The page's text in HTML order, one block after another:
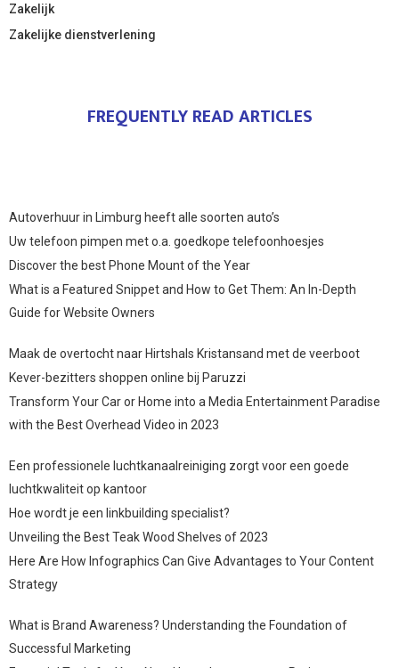
Zakelijk
Zakelijke dienstverlening
FREQUENTLY READ ARTICLES
Autoverhuur in Limburg heeft alle soorten auto’s
Uw telefoon pimpen met o.a. goedkope telefoonhoesjes
Discover the best Phone Mount of the Year
What is a Featured Snippet and How to Get Them: An In-Depth
Guide for Website Owners
Maak de overtocht naar Hirtshals Kristansand met de veerboot
Kever-bezitters shoppen online bij Paruzzi
Transform Your Car or Home into a Media Entertainment Paradise
with the Best Overhead Video in 2023
Een professionele luchtkanaalreiniging zorgt voor een goede
luchtkwaliteit op kantoor
Hoe wordt je een linkbuilding specialist?
Unveiling the Best Teak Wood Shelves of 2023
Here Are How Infographics Can Give Advantages to Your Content
Strategy
What is Brand Awareness? Understanding the Foundation of
Successful Marketing